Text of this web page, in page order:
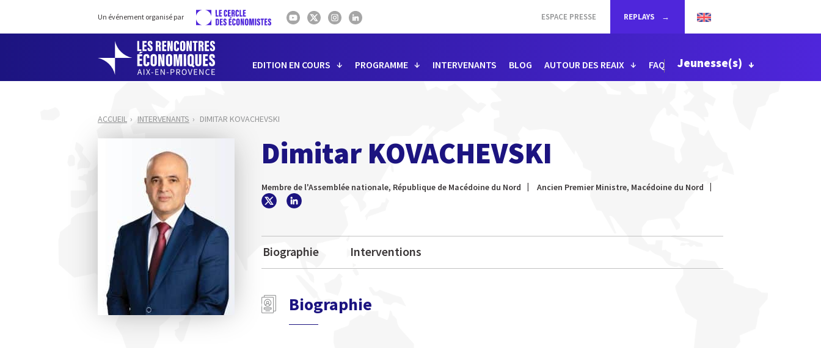
Un événement organisé par ESPACE PRESSE REPLAYS
EDITION EN COURS PROGRAMME INTERVENANTS BLOG AUTOUR DES REAIX FAQ Jeunesse(s)
ACCUEIL INTERVENANTS DIMITAR KOVACHEVSKI
Dimitar KOVACHEVSKI
Membre de l'Assemblée nationale, République de Macédoine du Nord Ancien Premier Ministre, Macédoine du Nord
Biographie Interventions
Biographie